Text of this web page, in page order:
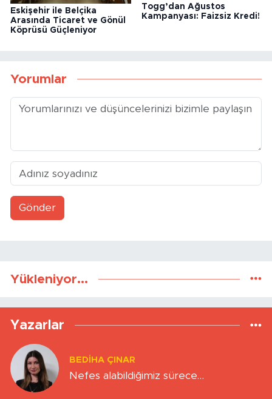
Eskişehir ile Belçika
Arasında Ticaret ve Gönül
Köprüsü Güçleniyor
Togg’dan Ağustos
Kampanyası: Faizsiz Kredi!
Yorumlar
Gönder
Yükleniyor...
Yazarlar
BEDIHA ÇINAR
Nefes alabildiğimiz sürece…